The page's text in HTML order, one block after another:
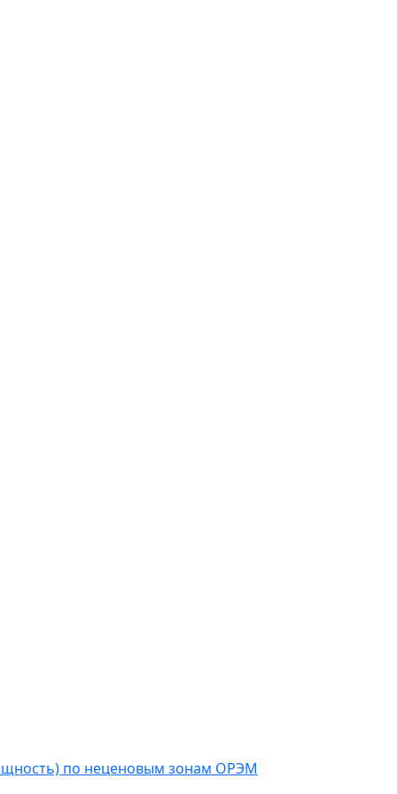
по неценовым зонам ОРЭМ